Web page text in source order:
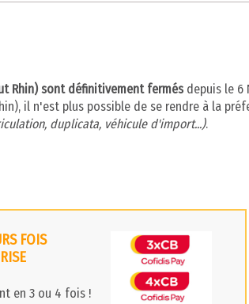
Rhin) sont définitivement fermés depuis le 6
il n'est plus possible de se rendre à la
duplicata, véhicule d'import...).
FOIS
en 3 ou 4 fois !